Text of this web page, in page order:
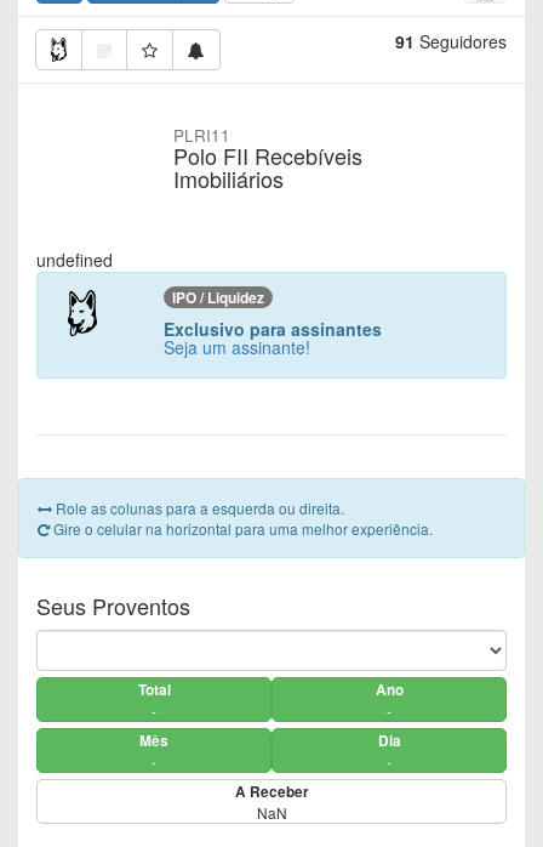
91 Seguidores
PLRI11
Polo FII Recebíveis
Imobiliários
undefined
IPO / Liquidez
Exclusivo para assinantes
Seja um assinante!
Role as colunas para a esquerda ou direita.
Gire o celular na horizontal para uma melhor experiência.
Seus Proventos
Total
-
Ano
-
Mês
-
Dia
-
A Receber
NaN